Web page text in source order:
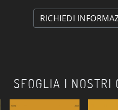
RICHIEDI
SFOGLIA I NOSTRI